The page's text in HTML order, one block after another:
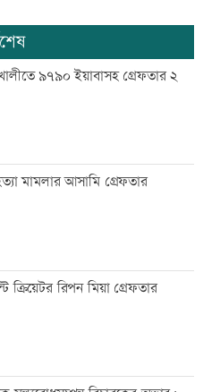
৯৭৯০ ইয়াবাসহ গ্রেফতার ২
মামলার আসামি গ্রেফতার
ক্রিয়েটর রিপন মিয়া গ্রেফতার